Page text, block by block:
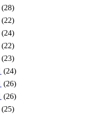
(28)
(22)
(24)
(22)
(23)
(24)
(26)
(26)
(25)